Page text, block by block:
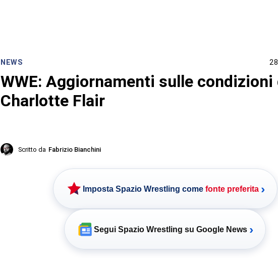
NEWS
WWE: Aggiornamenti sulle condizioni
Charlotte Flair
Scritto da Fabrizio Bianchini
Imposta Spazio Wrestling come fonte preferita ›
Segui Spazio Wrestling su Google News ›